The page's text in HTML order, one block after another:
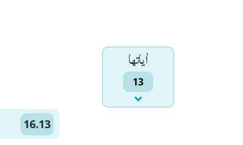
اٰياتها
13
16.13